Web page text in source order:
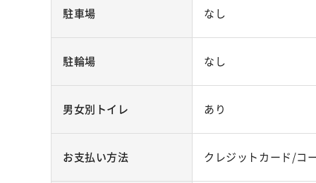
駐車場 なし
駐輪場 なし
男女別トイレ あり
お支払い方法 クレジットカード/コ